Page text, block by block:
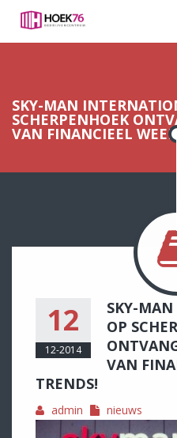
SKY-MAN
SCHERPENHOEK
VAN FINANCIEEL
12
12-2014
SKY-
OP
VAN
TRENDS!
admin
nieuws